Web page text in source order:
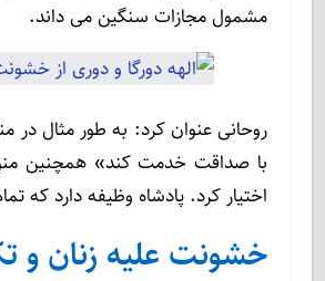
مشمول مجازات سنگین می داند.
اختیار کرد. پادشاه وظیفه دارد که
خشونت علیه زنان و